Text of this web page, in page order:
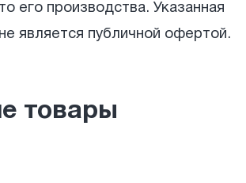
его производства. Указанная
является публичной офертой.
товары